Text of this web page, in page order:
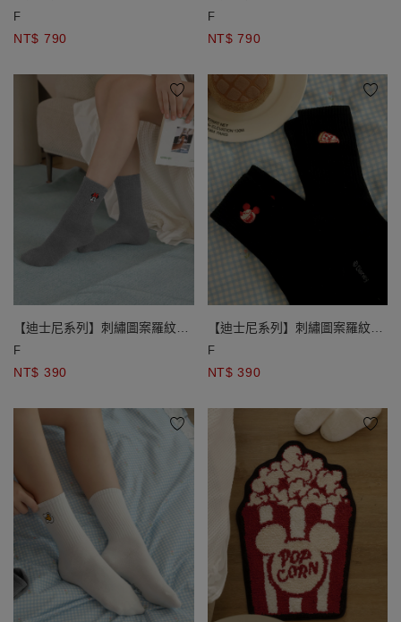
造型絨毛娃娃吊飾
F
NT$ 790
造型絨毛娃娃吊飾
F
NT$ 790
【迪士尼系列】刺繡圖案羅紋中
筒襪
F
NT$ 390
【迪士尼系列】刺繡圖案羅紋中
筒襪
F
NT$ 390